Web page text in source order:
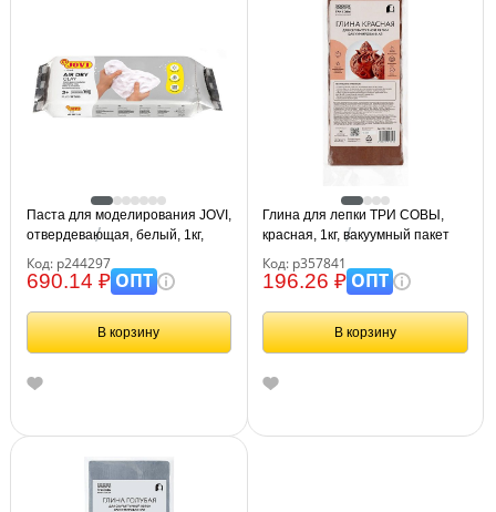
Паста для моделирования JOVI,
отвердевающая, белый, 1кг,
Код: р244297
690.14 ₽ОПТ
В корзину
Глина для лепки ТРИ СОВЫ,
красная, 1кг, вакуумный пакет
Код: р357841
196.26 ₽ОПТ
В корзину